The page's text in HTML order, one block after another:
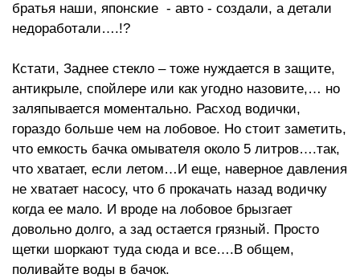
братья наши, японские - авто - создали, а детали
недоработали….!?
Кстати, Заднее стекло – тоже нуждается в защите,
антикрыле, спойлере или как угодно назовите,… но
заляпывается моментально. Расход водички,
гораздо больше чем на лобовое. Но стоит заметить,
что емкость бачка омывателя около 5 литров….так,
что хватает, если летом…И еще, наверное давления
не хватает насосу, что б прокачать назад водичку
когда ее мало. И вроде на лобовое брызгает
довольно долго, а зад остается грязный. Просто
щетки шоркают туда сюда и все….В общем,
поливайте воды в бачок.